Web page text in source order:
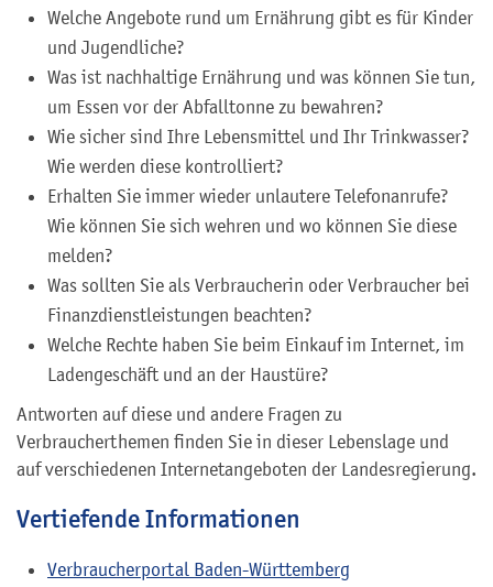
Welche Angebote rund um Ernährung gibt es für Kinder
und Jugendliche?
Was ist nachhaltige Ernährung und was können Sie tun,
um Essen vor der Abfalltonne zu bewahren?
Wie sicher sind Ihre Lebensmittel und Ihr Trinkwasser?
Wie werden diese kontrolliert?
Erhalten Sie immer wieder unlautere Telefonanrufe?
Wie können Sie sich wehren und wo können Sie diese
melden?
Was sollten Sie als Verbraucherin oder Verbraucher bei
Finanzdienstleistungen beachten?
Welche Rechte haben Sie beim Einkauf im Internet, im
Ladengeschäft und an der Haustüre?
Antworten auf diese und andere Fragen zu
Verbraucherthemen finden Sie in dieser Lebenslage und
auf verschiedenen Internetangeboten der Landesregierung.
Vertiefende Informationen
Verbraucherportal Baden-Württemberg